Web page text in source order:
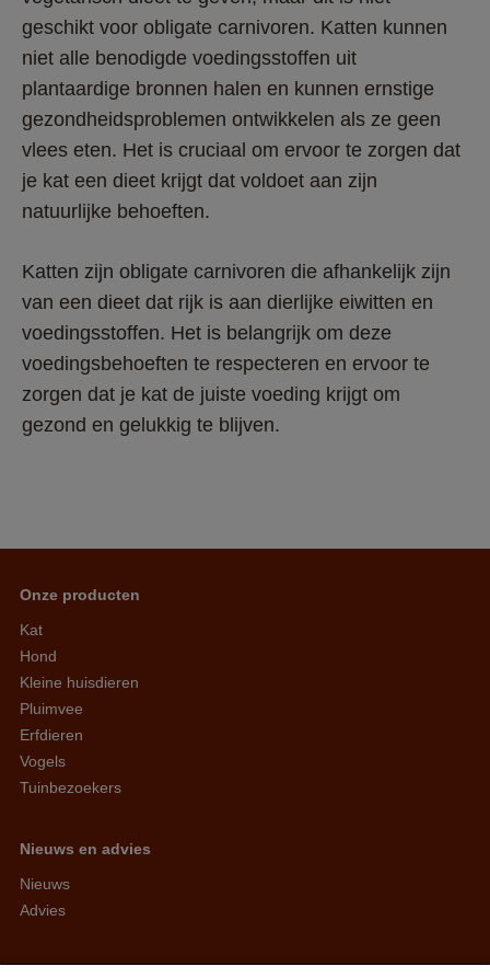
geschikt voor obligate carnivoren. Katten kunnen
niet alle benodigde voedingsstoffen uit
plantaardige bronnen halen en kunnen ernstige
gezondheidsproblemen ontwikkelen als ze geen
vlees eten. Het is cruciaal om ervoor te zorgen dat
je kat een dieet krijgt dat voldoet aan zijn
natuurlijke behoeften.
Katten zijn obligate carnivoren die afhankelijk zijn
van een dieet dat rijk is aan dierlijke eiwitten en
voedingsstoffen. Het is belangrijk om deze
voedingsbehoeften te respecteren en ervoor te
zorgen dat je kat de juiste voeding krijgt om
gezond en gelukkig te blijven.
Onze producten
Kat
Hond
Kleine huisdieren
Pluimvee
Erfdieren
Vogels
Tuinbezoekers
Nieuws en advies
Nieuws
Advies